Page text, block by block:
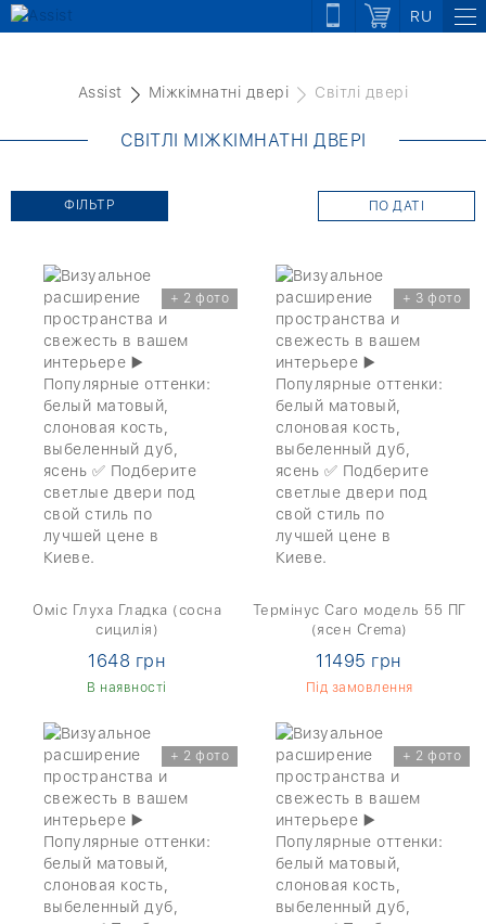
RU
Assist Міжкімнатні двері Світлі двері
СВІТЛІ МІЖКІМНАТНІ ДВЕРІ
ФІЛЬТР ПО ДАТІ
+ 2 фото
Оміс Глуха Гладка (сосна
сицилія)
1648 грн
В наявності
+ 3 фото
Термінус Caro модель 55 ПГ
(ясен Crema)
11495 грн
Під замовлення
+ 2 фото + 2 фото